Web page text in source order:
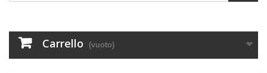
Carrello (vuoto)